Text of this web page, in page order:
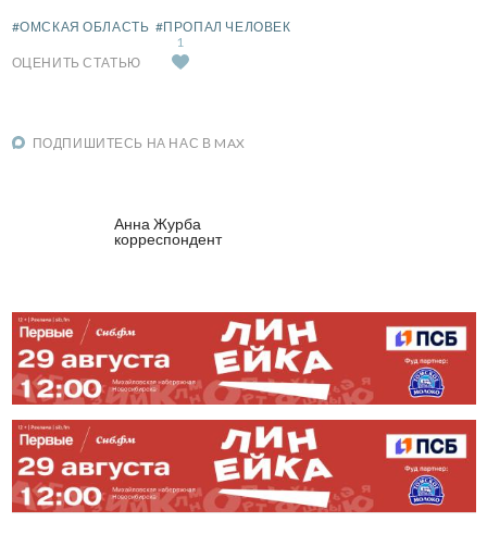
#ОМСКАЯ ОБЛАСТЬ #ПРОПАЛ ЧЕЛОВЕК
ОЦЕНИТЬ СТАТЬЮ
1
ПОДПИШИТЕСЬ НА НАС В MAX
Анна Журба
корреспондент